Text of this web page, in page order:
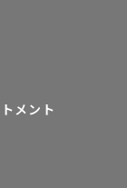
メント